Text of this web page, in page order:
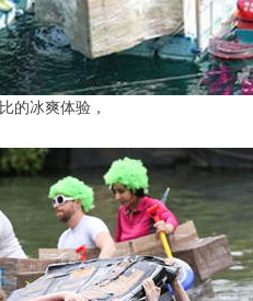
的冰爽体验，